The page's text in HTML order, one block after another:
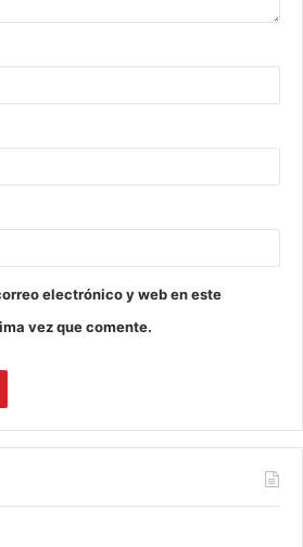
electrónico y web en este
vez que comente.